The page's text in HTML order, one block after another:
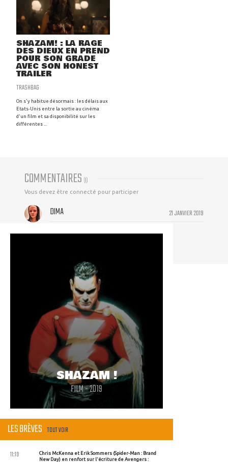
SHAZAM! : LA RAGE
DES DIEUX EN PREND
POUR SON GRADE
AVEC SON HONEST
TRAILER
TRASHBAG
On s'y habitue désormais : les délais aux
Etats-Unis entre la sortie au cinéma
d'un film et sa disponibilité sur les
différentes ...
COMMENTAIRES (1)
Vous devez être connecté pour participer
21 JANVIER 2019
DIMA
SHAZAM !
FILM - 2019
LES BRÈVES TOUT VOIR
Chris McKenna et Erik Sommers (Spider-Man : Brand
New Day) en renfort sur l'écriture de Avengers :
11:19